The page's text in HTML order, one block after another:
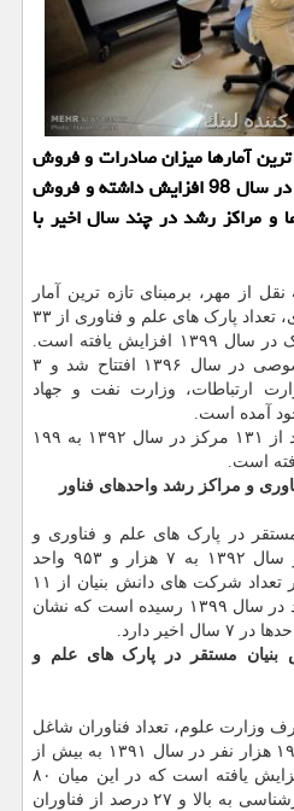
ترین آمارها میزان صادرات و فروش
دانش بنیان با وجود تحریم ها در سال 98 افزایش داشته و فروش
مراکز رشد در چند سال اخیر با
از مهر، برمبنای تازه ترین آمار
وزارت علوم، تحقیقات و فناوری، تعداد پارک های علم و فناوری از ۳۳
پارک در سال ۱۳۹۲ به ۴۵ پارک در سال ۱۳۹۹ افزایش یافته است.
اولین پارک علم و فناوری خصوصی در سال ۱۳۹۶ افتتاح شد و ۳
ارتباطات، وزارت نفت و جهاد
از سوی دیگر تعداد مراکز رشد از ۱۳۱ مرکز در سال ۱۳۹۲ به ۱۹۹
و مراکز رشد واحدهای فناور
در پارک های علم و فناوری و
مراکز رشد از ۳۴۰۰ واحد در سال ۱۳۹۲ به ۷ هزار و ۹۵۳ واحد
افزایش یافته است. همین طور تعداد شرکت های دانش بنیان از ۱۱
مورد در سال ۹۲ به ۱۶۶۴ واحد در سال ۱۳۹۹ رسیده است که نشان
بنیان مستقر در پارک های علم و
وزارت علوم، تعداد فناوران شاغل
در پارک های علم و فناوری از ۱۹ هزار نفر در سال ۱۳۹۱ به بیش از
۵۶ هزار نفر در سال ۱۳۹۹ افزایش یافته است که در این میان ۸۰
درصد فناوران دارای مدرک کارشناسی به بالا و ۲۷ درصد از فناوران